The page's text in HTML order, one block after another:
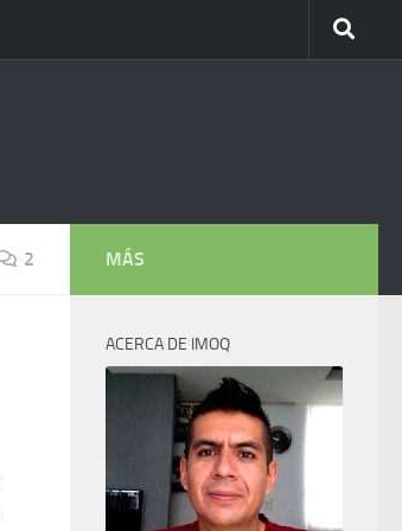
2 MÁS
ACERCA DE IMOQ